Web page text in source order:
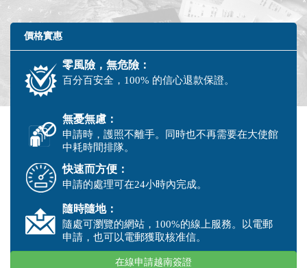
週末緊急電子簽證
價格實惠
零風險，無危險：
百分百安全，100% 的信心退款保證。
無憂無慮：
申請時，護照不離手。同時也不再需要在大使館
中耗時間排隊。
快速而方便：
申請的處理可在24小時內完成。
隨時隨地：
隨處可瀏覽的網站，100%的線上服務。以電郵
申請，也可以電郵獲取核准信。
在線申請越南簽證